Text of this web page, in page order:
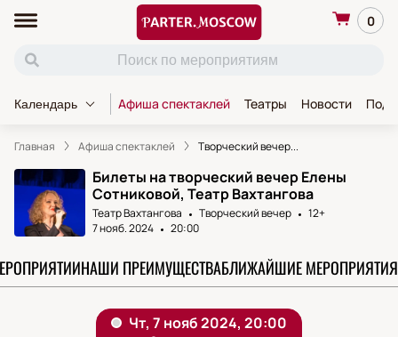
0
Календарь Афиша спектаклей Театры Новости
Главная Афиша спектаклей Творческий вечер...
Билеты на творческий вечер Елены
Сотниковой, Театр Вахтангова
Театр Вахтангова Творческий вечер
12+
7 нояб. 2024
20:00
НАШИ ПРЕИМУЩЕСТВАБЛИЖАЙШИЕ МЕРОПРИЯТИЯ